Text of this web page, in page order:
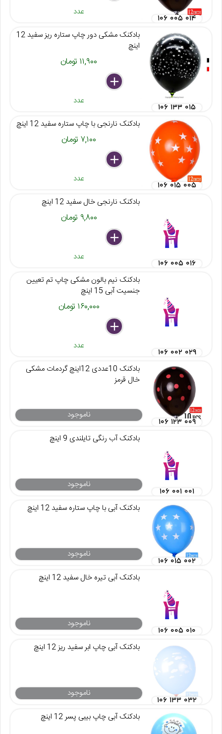
عدد
۱۰۶ ۰۰۵ ۰۱۴
بادکنک مشکی دور چاپ ستاره ریز سفید 12
اینچ
۱۱,۹۰۰ تومان
delete
remove
add
عدد
۱۰۶ ۱۳۳ ۰۱۵
بادکنک نارنجی با چاپ ستاره سفید 12 اینچ
۷,۱۰۰ تومان
delete
remove
add
عدد
۱۰۶ ۰۱۵ ۰۰۵
بادکنک نارنجی خال سفید 12 اینچ
۹,۸۰۰ تومان
delete
remove
add
عدد
۱۰۶ ۰۰۵ ۰۱۶
بادکنک نیم بالون مشکی چاپ تم تعیین
جنسیت آبی 15 اینچ
۱۶۰,۰۰۰ تومان
delete
remove
add
عدد
۱۰۶ ۰۰۲ ۰۲۹
بادکنک 10عددی 12اینچ گردمات مشکی
خال قرمز
ناموجود
۱۰۶ ۱۲۳ ۰۰۹
بادکنک آب رنگی تایلندی 9 اینچ
ناموجود
۱۰۶ ۰۰۱ ۰۰۱
بادکنک آبی با چاپ ستاره سفید 12 اینچ
ناموجود
۱۰۶ ۰۱۵ ۰۰۲
بادکنک آبی تیره خال سفید 12 اینچ
ناموجود
۱۰۶ ۰۰۵ ۰۱۰
بادکنک آبی چاپ ابر سفید ریز 12 اینچ
ناموجود
۱۰۶ ۱۳۳ ۰۳۲
بادکنک آبی چاپ بیبی پسر 12 اینچ